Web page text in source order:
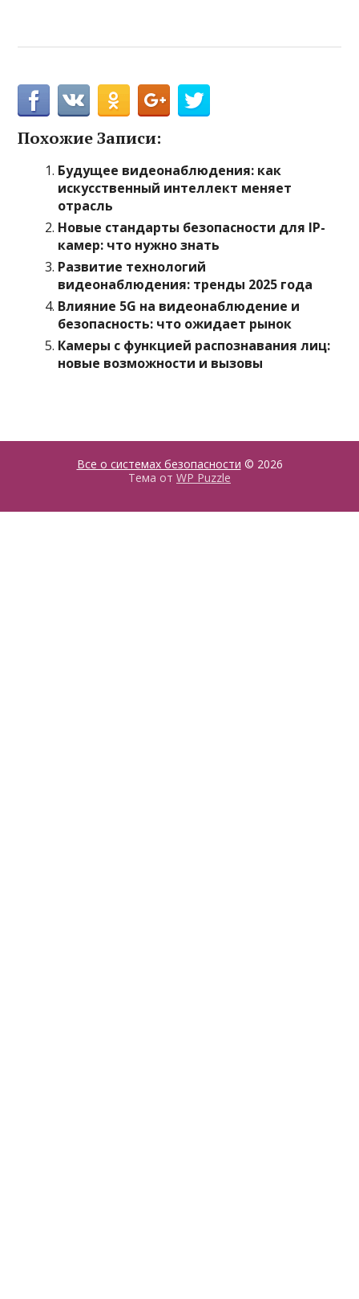
Похожие Записи:
Будущее видеонаблюдения: как
искусственный интеллект меняет
отрасль
Новые стандарты безопасности для IP-
камер: что нужно знать
Развитие технологий
видеонаблюдения: тренды 2025 года
Влияние 5G на видеонаблюдение и
безопасность: что ожидает рынок
Камеры с функцией распознавания лиц:
новые возможности и вызовы
Все о системах безопасности © 2026
Тема от WP Puzzle